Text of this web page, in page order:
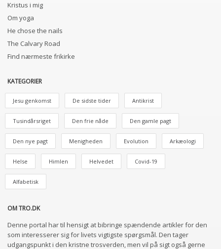
Kristus i mig
Om yoga
He chose the nails
The Calvary Road
Find nærmeste frikirke
KATEGORIER
Jesu genkomst De sidste tider Antikrist
Tusindårsriget Den frie nåde Den gamle pagt
Den nye pagt Menigheden Evolution Arkæologi
Helse Himlen Helvedet Covid-19
Alfabetisk
OM TRO.DK
Denne portal har til hensigt at bibringe spændende artikler for den
som interesserer sig for livets vigtigste spørgsmål. Den tager
udgangspunkt i den kristne trosverden, men vil på sigt også gerne